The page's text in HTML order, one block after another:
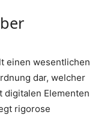
einen wesentlichen
dar, welcher
Elementen
rigorose